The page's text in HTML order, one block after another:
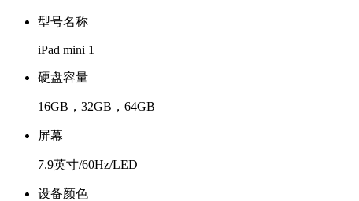
型号名称
iPad mini 1
硬盘容量
16GB，32GB，64GB
屏幕
7.9英寸/60Hz/LED
设备颜色